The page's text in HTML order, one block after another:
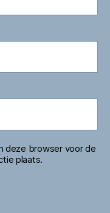
deze browser voor de
plaats.